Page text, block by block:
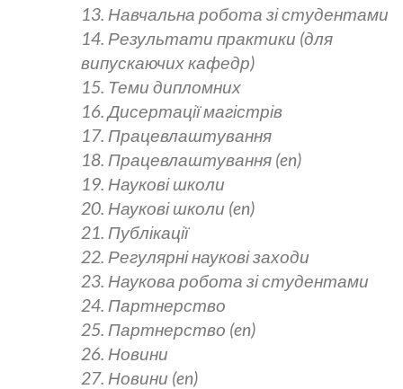
13. Навчальна робота зі студентами
14. Результати практики (для
випускаючих кафедр)
15. Теми дипломних
16. Дисертації магістрів
17. Працевлаштування
18. Працевлаштування (en)
19. Наукові школи
20. Наукові школи (en)
21. Публікації
22. Регулярні наукові заходи
23. Наукова робота зі студентами
24. Партнерство
25. Партнерство (en)
26. Новини
27. Новини (en)